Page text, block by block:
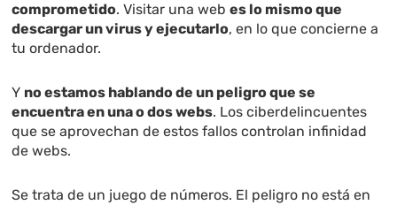
comprometido. Visitar una webes lo mismo que
descargar un virus y ejecutarlo, en lo que concierne a
tu ordenador.
Y no estamos hablando de un peligro que se
encuentra en una o dos webs. Los ciberdelincuentes
que se aprovechan de estos fallos controlan infinidad
de webs.
Se trata de un juego de números. El peligro no está en